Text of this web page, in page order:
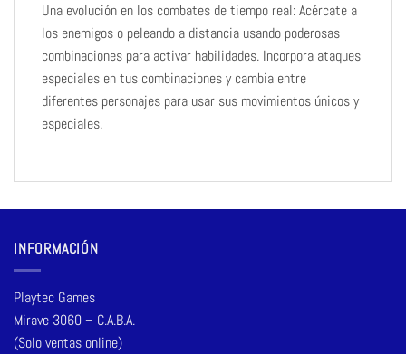
Una evolución en los combates de tiempo real: Acércate a
los enemigos o peleando a distancia usando poderosas
combinaciones para activar habilidades. Incorpora ataques
especiales en tus combinaciones y cambia entre
diferentes personajes para usar sus movimientos únicos y
especiales.
INFORMACIÓN
Playtec Games
Mirave 3060 – C.A.B.A.
(Solo ventas online)